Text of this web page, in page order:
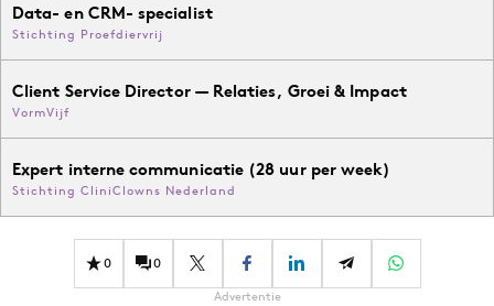
Data- en CRM- specialist
Stichting Proefdiervrij
Client Service Director — Relaties, Groei & Impact
VormVijf
Expert interne communicatie (28 uur per week)
Stichting CliniClowns Nederland
0 0
Advertentie